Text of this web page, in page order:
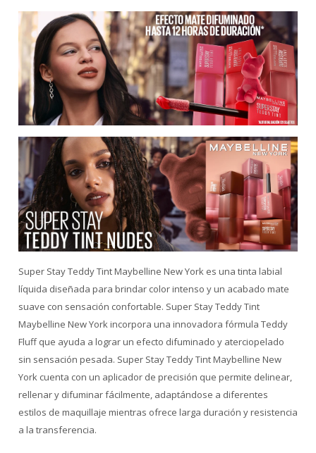
Super Stay Teddy Tint Maybelline New York es una tinta labial
líquida diseñada para brindar color intenso y un acabado mate
suave con sensación confortable. Super Stay Teddy Tint
Maybelline New York incorpora una innovadora fórmula Teddy
Fluff que ayuda a lograr un efecto difuminado y aterciopelado
sin sensación pesada. Super Stay Teddy Tint Maybelline New
York cuenta con un aplicador de precisión que permite delinear,
rellenar y difuminar fácilmente, adaptándose a diferentes
estilos de maquillaje mientras ofrece larga duración y resistencia
a la transferencia.